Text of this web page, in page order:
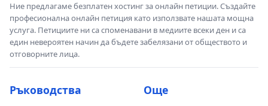
Ние предлагаме безплатен хостинг за онлайн петиции. Създайте
професионална онлайн петиция като използвате нашата мощна
услуга. Петициите ни са споменавани в медиите всеки ден и са
един невероятен начин да бъдете забелязани от обществото и
отговорните лица.
Ръководства Още